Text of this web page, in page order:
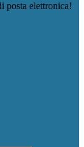
posta elettronica!